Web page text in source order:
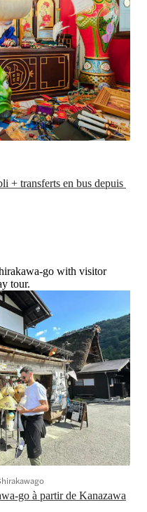
+ transferts en bus depuis
go with visitor
tour.
go à partir de Kanazawa